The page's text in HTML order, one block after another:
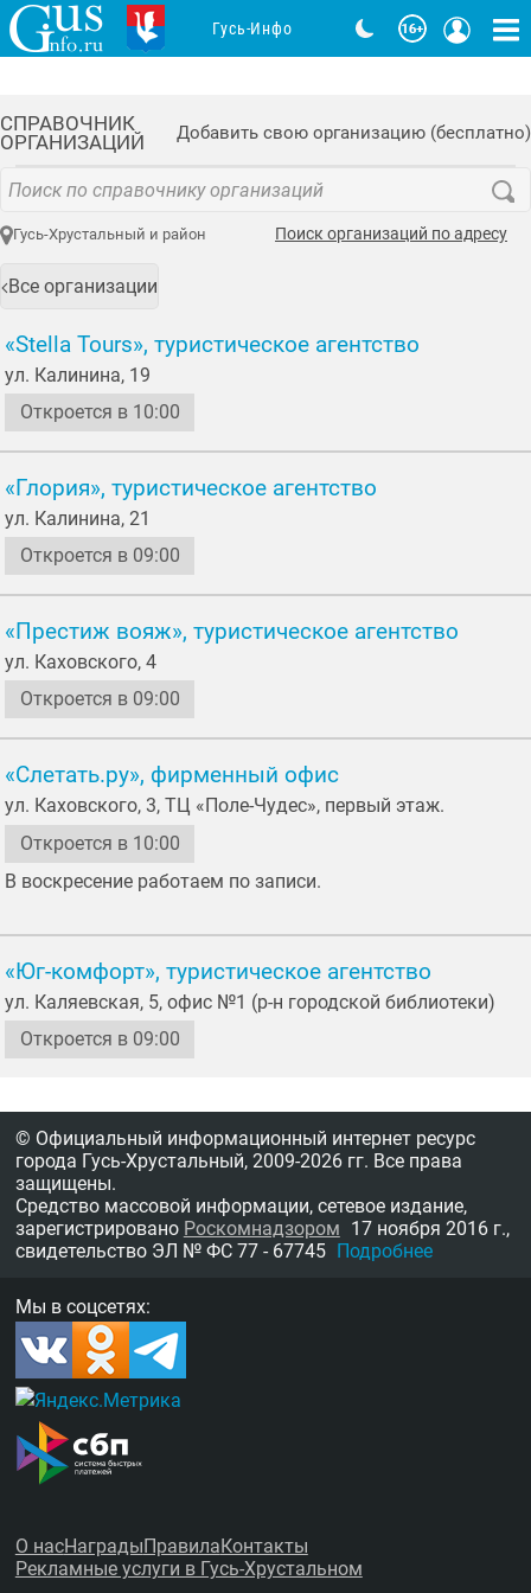
СПРАВОЧНИК
ОРГАНИЗАЦИЙ
Добавить свою организацию (бесплатно)
Гусь-Хрустальный и район Поиск организаций по адресу
Все организации
«Stella Tours», туристическое агентство
ул. Калинина, 19
Откроется в 10:00
«Глория», туристическое агентство
ул. Калинина, 21
Откроется в 09:00
«Престиж вояж», туристическое агентство
ул. Каховского, 4
Откроется в 09:00
«Слетать.ру», фирменный офис
ул. Каховского, 3, ТЦ «Поле-Чудес», первый этаж.
Откроется в 10:00
В воскресение работаем по записи.
«Юг-комфорт», туристическое агентство
ул. Каляевская, 5, офис №1 (р-н городской библиотеки)
Откроется в 09:00
Гусь-Инфо
© Официальный информационный интернет ресурс
города Гусь-Хрустальный, 2009-2026 гг. Все права
защищены.
Средство массовой информации, сетевое издание,
зарегистрировано Роскомнадзором 17 ноября 2016 г.,
свидетельство ЭЛ № ФС 77 - 67745 Подробнее
Мы в соцсетях:
О насНаградыПравилаКонтакты
Рекламные услуги в Гусь-Хрустальном